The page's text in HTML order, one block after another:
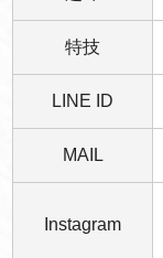
特技
LINE ID
MAIL
Instagram